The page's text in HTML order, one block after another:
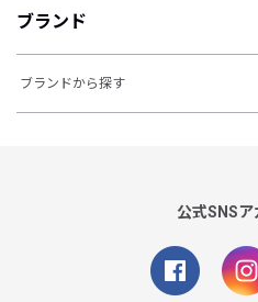
ブランド
ブランドから探す
公式SNSア